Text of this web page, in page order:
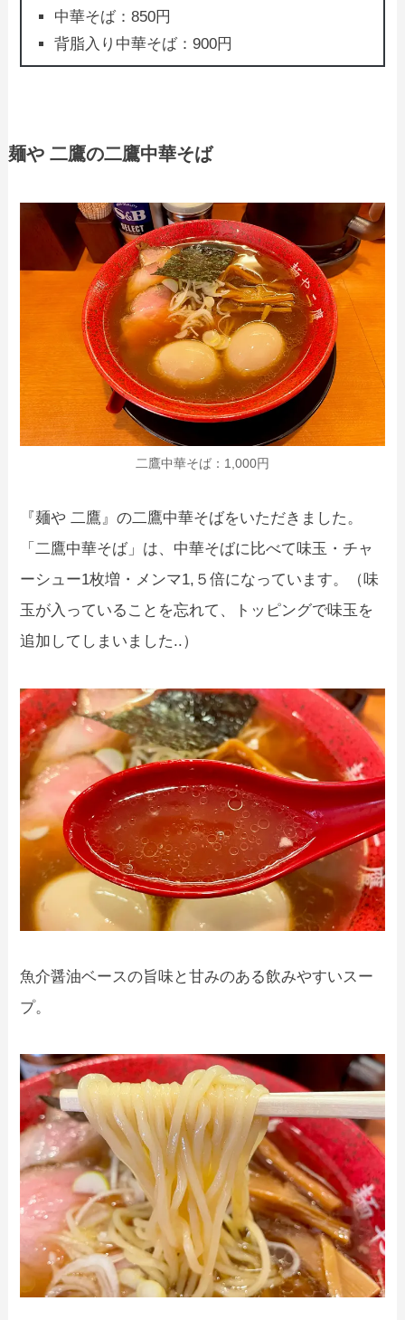
中華そば：850円
背脂入り中華そば：900円
麺や 二鷹の二鷹中華そば
二鷹中華そば：1,000円
『麺や 二鷹』の二鷹中華そばをいただきました。
「二鷹中華そば」は、中華そばに比べて味玉・チャ
ーシュー1枚増・メンマ1,５倍になっています。（味
玉が入っていることを忘れて、トッピングで味玉を
追加してしまいました..）
魚介醤油ベースの旨味と甘みのある飲みやすいスー
プ。